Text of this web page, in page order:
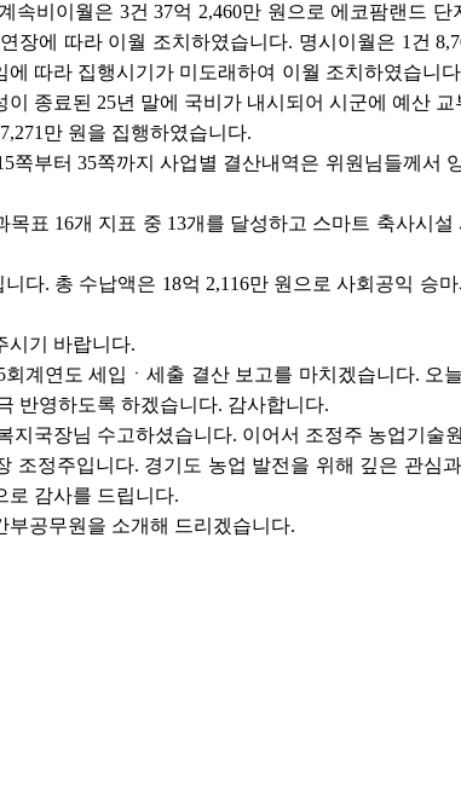
속비이월은 3건 37억 2,460만 원으로 에코팜랜드
장에 따라 이월 조치하였습니다. 명시이월은 1건
에 따라 집행시기가 미도래하여 이월 조치하였습니
종료된 25년 말에 국비가 내시되어 시군에 예산
만 원을 집행하였습니다.
쪽부터 35쪽까지 사업별 결산내역은 위원님들께서
목표 16개 지표 중 13개를 달성하고 스마트 축사시
다. 총 수납액은 18억 2,116만 원으로 사회공익 승
시기 바랍니다.
계연도 세입ㆍ세출 결산 보고를 마치겠습니다. 오
반영하도록 하겠습니다. 감사합니다.
지국장님 수고하셨습니다. 이어서 조정주 농업기술
조정주입니다. 경기도 농업 발전을 위해 깊은 관심
로 감사를 드립니다.
공무원을 소개해 드리겠습니다.